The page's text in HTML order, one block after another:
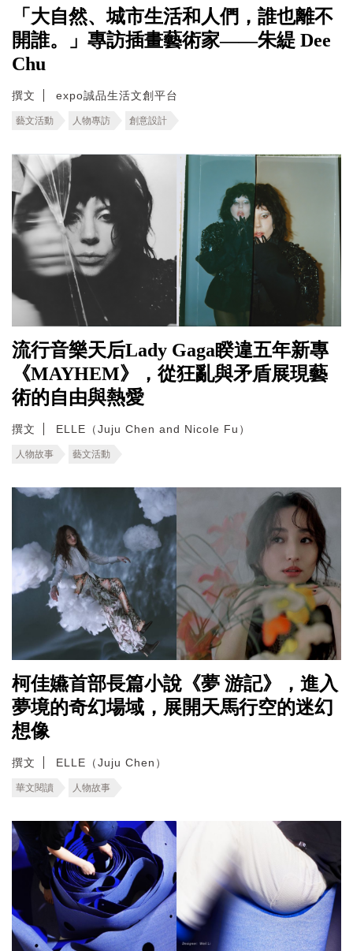
「大自然、城市生活和人們，誰也離不
開誰。」專訪插畫藝術家——朱緹 Dee
Chu
撰文 expo誠品生活文創平台
藝文活動 人物專訪 創意設計
流行音樂天后Lady Gaga睽違五年新專
《MAYHEM》，從狂亂與矛盾展現藝
術的自由與熱愛
撰文 ELLE（Juju Chen and Nicole Fu）
人物故事 藝文活動
柯佳嬿首部長篇小說《夢 游記》，進入
夢境的奇幻場域，展開天馬行空的迷幻
想像
撰文 ELLE（Juju Chen）
華文閱讀 人物故事